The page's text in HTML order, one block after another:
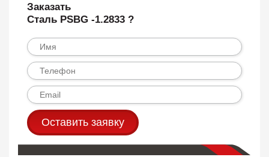
Заказать
Сталь PSBG -1.2833 ?
Оставить заявку